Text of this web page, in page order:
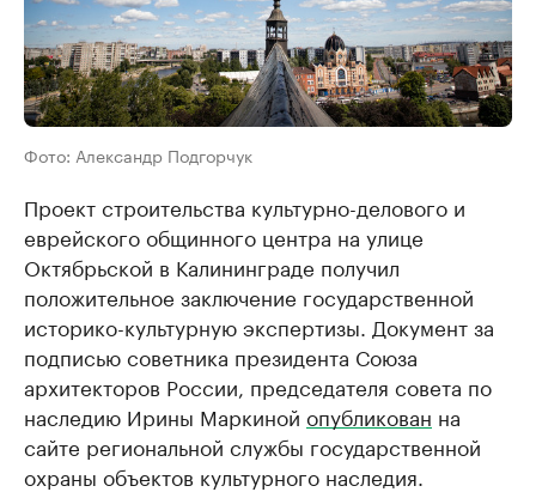
Фото: Александр Подгорчук
Проект строительства культурно-делового и
еврейского общинного центра на улице
Октябрьской в Калининграде получил
положительное заключение государственной
историко-культурную экспертизы. Документ за
подписью советника президента Союза
архитекторов России, председателя совета по
наследию Ирины Маркиной опубликован на
сайте региональной службы государственной
охраны объектов культурного наследия.